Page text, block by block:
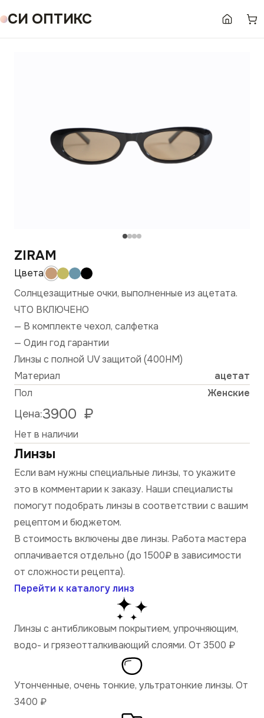
СИ ОПТИКС
ZIRAM
Солнцезащитные очки, выполненные из ацетата.
ЧТО ВКЛЮЧЕНО
— В комплекте чехол, салфетка
— Один год гарантии
Линзы с полной UV защитой (400HM)
Материал
ацетат
Пол
Женские
Цена:3900 ₽
Нет в наличии
Линзы
Если вам нужны специальные линзы, то укажите
это в комментарии к заказу. Наши специалисты
помогут подобрать линзы в соответствии с вашим
рецептом и бюджетом.
В стоимость включены две линзы. Работа мастера
оплачивается отдельно (до 1500₽ в зависимости
от сложности рецепта).
Перейти к каталогу линз
Линзы с антибликовым покрытием, упрочняющим,
водо- и грязеотталкивающий слоями. От 3500 ₽
Утонченные, очень тонкие, ультратонкие линзы. От
3400 ₽